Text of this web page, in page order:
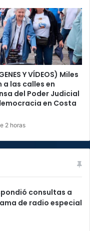
Y VÍDEOS) Miles
a las calles en
del Poder Judicial
en Costa
2 horas
consultas a
de radio especial